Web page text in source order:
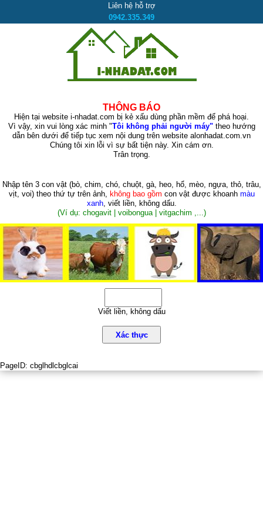
Liên hệ hỗ trợ
0942.335.349
THÔNG BÁO
Hiện tại website i-nhadat.com bị kẻ xấu dùng phần mềm để phá hoại.
Vì vậy, xin vui lòng xác minh "Tôi không phải người máy"theo hướng
dẫn bên dưới để tiếp tục xem nội dung trên website alonhadat.com.vn
Chúng tôi xin lỗi vì sự bất tiện này. Xin cám ơn.
Trân trọng.
Nhập tên 3 con vật (bò, chim, chó, chuột, gà, heo, hổ, mèo, ngựa, thỏ, trâu,
vịt, voi)theo thứ tự trên ảnh, không bao gồm con vật được khoanh màu
xanh, viết liền, không dấu.
(Ví dụ: chogavit | voibongua | vitgachim ,...)
Viết liền, không dấu
Xác thực
PageID: cbglhdlcbglcai